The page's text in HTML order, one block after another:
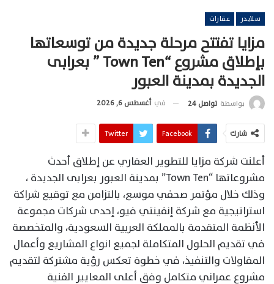
سلايدر عقارات
مزايا تفتتح مرحلة جديدة من توسعاتها
بإطلاق مشروع “Town Ten ” بعرابى
الجديدة بمدينة العبور
بواسطة تواصل 24 في أغسطس 6, 2026
شارك Facebook
Twitter
أعلنت شركة مزايا للتطوير العقاري عن إطلاق أحدث
مشروعاتها “Town Ten” بمدينة العبور بعرابى الجديدة ،
وذلك خلال مؤتمر صحفي موسع، بالتزامن مع توقيع شراكة
استراتيجية مع شركة إنفينتي فيو، إحدى شركات مجموعة
الأنظمة المتقدمة بالمملكة العربية السعودية، والمتخصصة
في تقديم الحلول المتكاملة لجميع انواع المشاريع وأعمال
المقاولات والتنفيذ، في خطوة تعكس رؤية مشتركة لتقديم
مشروع عمراني متكامل وفق أعلى المعايير الفنية